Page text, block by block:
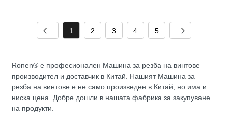
1 2 3 4 5
Ronen® е професионален Машина за резба на винтове
производител и доставчик в Китай. Нашият Машина за
резба на винтове е не само произведен в Китай, но има и
ниска цена. Добре дошли в нашата фабрика за закупуване
на продукти.